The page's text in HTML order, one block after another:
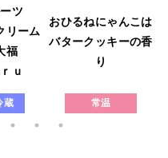
ツ
リーム
福
ｕ
蔵
おひるねにゃんこは
バタークッキーの香
り
常温